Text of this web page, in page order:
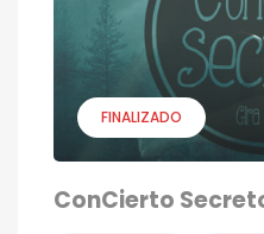
FINALIZADO
ConCierto